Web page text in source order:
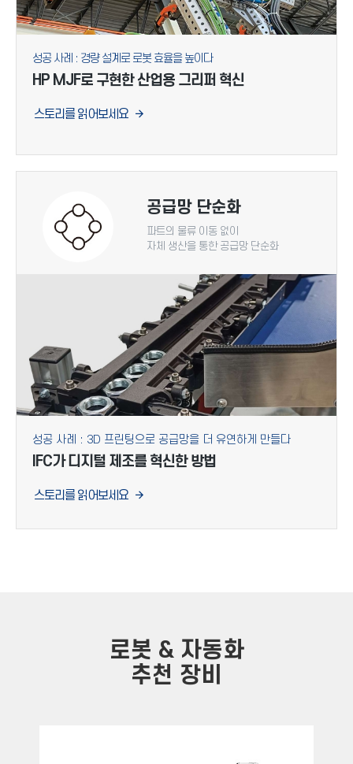
성공 사례 : 경량 설계로 로봇 효율을 높이다
HP MJF로 구현한 산업용 그리퍼 혁신
스토리를 읽어보세요
공급망 단순화
파트의 물류 이동 없이
자체 생산을 통한 공급망 단순화
성공 사례 : 3D 프린팅으로 공급망을 더 유연하게 만들다
IFC가 디지털 제조를 혁신한 방법
스토리를 읽어보세요
로봇 & 자동화
추천 장비